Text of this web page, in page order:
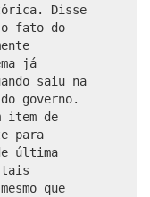
Disse
o fato do
já
saiu na
governo.
item de
para
última
tais
que